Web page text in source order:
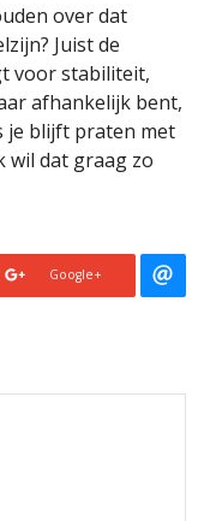
over dat
Juist de
voor stabiliteit,
afhankelijk bent,
je blijft praten met
wil dat graag zo
Google+